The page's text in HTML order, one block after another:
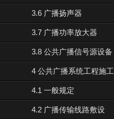
3.6 广播扬声器
3.7 广播功率放大器
3.8 公共广播信号源设备
4 公共广播系统工程施工
4.1 一般规定
4.2 广播传输线路敷设